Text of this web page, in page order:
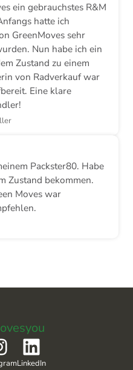
ein gebrauchstes R&M
hatte ich
GreenMoves sehr
Nun habe ich ein
Zustand zu einem
von Radverkauf war
Eine klare
Packster80. Habe
Zustand bekommen.
Moves war
LinkedIn
LinkedIn